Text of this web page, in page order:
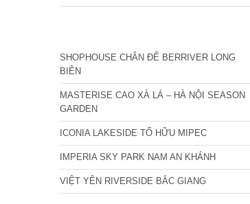
SHOPHOUSE CHÂN ĐẾ BERRIVER LONG
BIÊN
MASTERISE CAO XÀ LÁ – HÀ NỘI SEASON
GARDEN
ICONIA LAKESIDE TỐ HỮU MIPEC
IMPERIA SKY PARK NAM AN KHÁNH
VIỆT YÊN RIVERSIDE BẮC GIANG